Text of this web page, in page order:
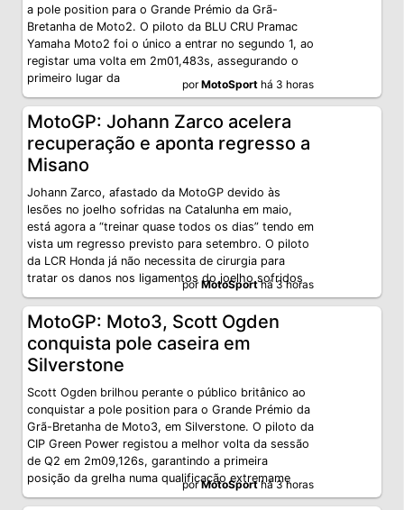
a pole position para o Grande Prémio da Grã-
Bretanha de Moto2. O piloto da BLU CRU Pramac
Yamaha Moto2 foi o único a entrar no segundo 1, ao
registar uma volta em 2m01,483s, assegurando o
primeiro lugar da
porMotoSport há 3 horas
MotoGP: Johann Zarco acelera
recuperação e aponta regresso a
Misano
Johann Zarco, afastado da MotoGP devido às
lesões no joelho sofridas na Catalunha em maio,
está agora a “treinar quase todos os dias” tendo em
vista um regresso previsto para setembro. O piloto
da LCR Honda já não necessita de cirurgia para
tratar os danos nos ligamentos do joelho sofridos
porMotoSporthá 3 horas
MotoGP: Moto3, Scott Ogden
conquista pole caseira em
Silverstone
Scott Ogden brilhou perante o público britânico ao
conquistar a pole position para o Grande Prémio da
Grã-Bretanha de Moto3, em Silverstone. O piloto da
CIP Green Power registou a melhor volta da sessão
de Q2 em 2m09,126s, garantindo a primeira
posição da grelha numa qualificação extremame
porMotoSporthá 3 horas